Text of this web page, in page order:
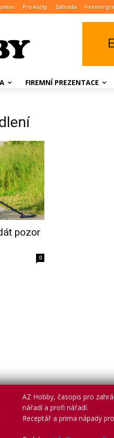
Pro kutily Zahrada Firemní
FIREMNÍ PREZENTACE
pozor
0
AZ Hobby, časopis pro
nářadí a profi nářadí.
Receptář a prima nápady